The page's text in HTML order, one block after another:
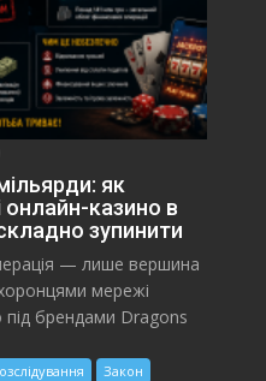
як
казино в
зупинити
— лише вершина
мережі
під брендами Dragons
Закон